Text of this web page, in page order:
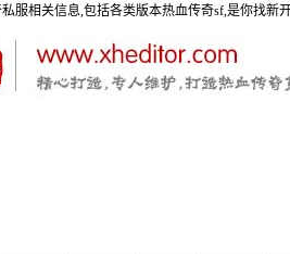
服相关信息,包括各类版本热血传奇sf,是你找新